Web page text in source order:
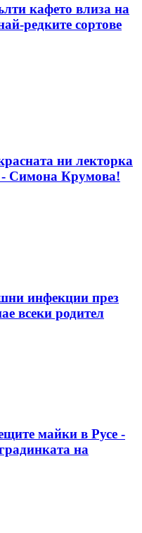
кафето влиза на
редките сортове
ни лекторка
- Симона Крумова!
инфекции през
всеки родител
майки в Русе -
на